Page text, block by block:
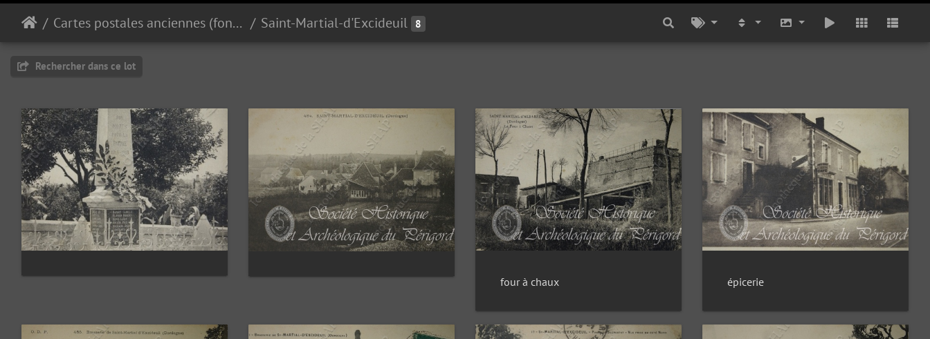
Cartes postales anciennes (fonds Pommarède) Saint-Martial-d'Excideuil 8
Rechercher dans ce lot
four à chaux épicerie